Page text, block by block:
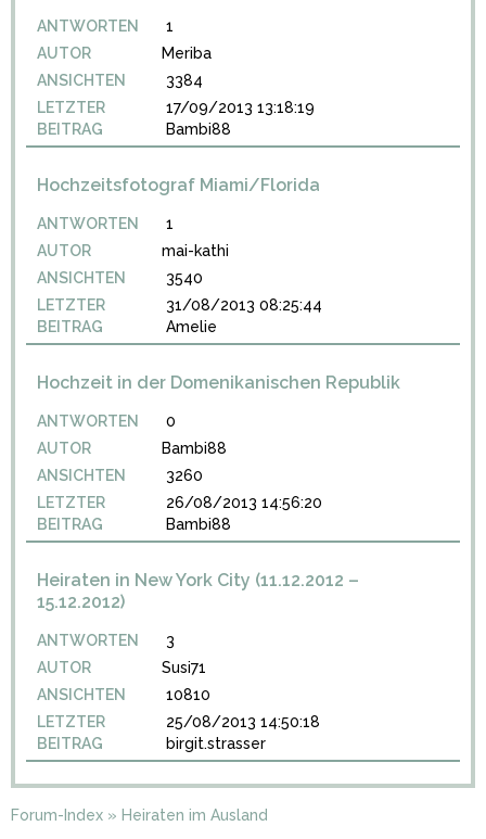
ANTWORTEN
1
AUTOR
Meriba
ANSICHTEN
3384
LETZTER
BEITRAG
17/09/2013 13:18:19
Bambi88
Hochzeitsfotograf Miami/Florida
ANTWORTEN
1
AUTOR
mai-kathi
ANSICHTEN
3540
LETZTER
BEITRAG
31/08/2013 08:25:44
Amelie
Hochzeit in der Domenikanischen Republik
ANTWORTEN
0
AUTOR
Bambi88
ANSICHTEN
3260
LETZTER
BEITRAG
26/08/2013 14:56:20
Bambi88
Heiraten in New York City (11.12.2012 –
15.12.2012)
ANTWORTEN
3
AUTOR
Susi71
ANSICHTEN
10810
LETZTER
BEITRAG
25/08/2013 14:50:18
birgit.strasser
Forum-Index » Heiraten im Ausland